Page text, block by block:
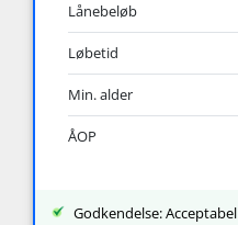
Lånebeløb
Løbetid
Min. alder
ÅOP
Godkendelse: Acceptabel